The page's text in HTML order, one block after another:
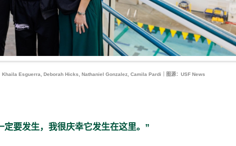
Khaila Esguerra, Deborah Hicks, Nathaniel Gonzalez, Camila Pardi｜图源：USF News
要发生，我很庆幸它发生在这里。”